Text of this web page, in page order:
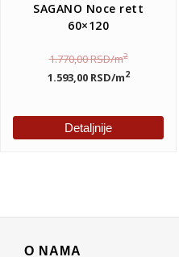
SAGANO Noce rett
60×120
1.770,00RSD/m2
1.593,00 RSD/m2
Detaljnije
O NAMA